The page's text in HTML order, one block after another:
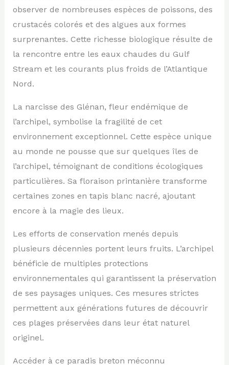
observer de nombreuses espèces de poissons, des
crustacés colorés et des algues aux formes
surprenantes. Cette richesse biologique résulte de
la rencontre entre les eaux chaudes du Gulf
Stream et les courants plus froids de l’Atlantique
Nord.
La narcisse des Glénan, fleur endémique de
l’archipel, symbolise la fragilité de cet
environnement exceptionnel. Cette espèce unique
au monde ne pousse que sur quelques îles de
l’archipel, témoignant de conditions écologiques
particulières. Sa floraison printanière transforme
certaines zones en tapis blanc nacré, ajoutant
encore à la magie des lieux.
Les efforts de conservation menés depuis
plusieurs décennies portent leurs fruits. L’archipel
bénéficie de multiples protections
environnementales qui garantissent la préservation
de ses paysages uniques. Ces mesures strictes
permettent aux générations futures de découvrir
ces plages préservées dans leur état naturel
originel.
Accéder à ce paradis breton méconnu